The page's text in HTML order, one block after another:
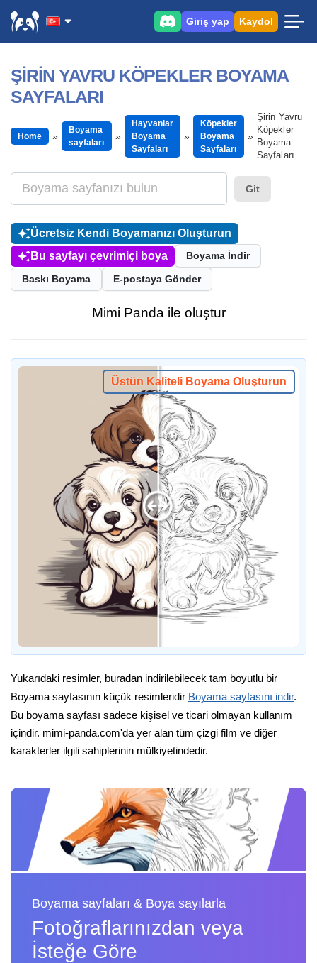
Giriş yap Kaydol
ŞIRIN YAVRU KÖPEKLER BOYAMA
SAYFALARI
Home
Boyama
sayfaları
Hayvanlar
Boyama
Sayfaları
Köpekler
Boyama
Sayfaları
Şirin Yavru
Köpekler
Boyama
Sayfaları
Git
Ücretsiz Kendi Boyamanızı Oluşturun
Bu sayfayı çevrimiçi boya
Boyama İndir
Baskı Boyama E-postaya Gönder
Mimi Panda ile oluştur
Üstün Kaliteli Boyama Oluşturun
Yukarıdaki resimler, buradan indirilebilecek tam boyutlu bir
Boyama sayfasının küçük resimleridir Boyama sayfasını indir.
Bu boyama sayfası sadece kişisel ve ticari olmayan kullanım
içindir. mimi-panda.com'da yer alan tüm çizgi film ve diğer
karakterler ilgili sahiplerinin mülkiyetindedir.
Boyama sayfaları & Boya sayılarla
Fotoğraflarınızdan veya
İsteğe Göre